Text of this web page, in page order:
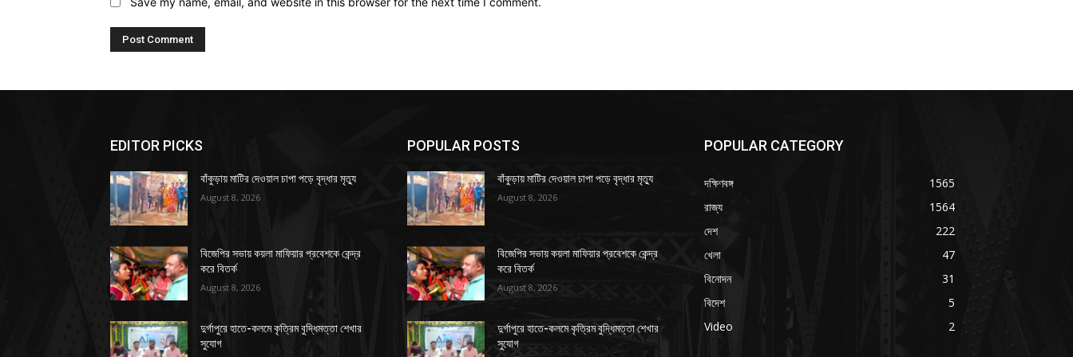
EDITOR PICKS
বাঁকুড়ায় মাটির দেওয়াল চাপা পড়ে বৃদ্ধার মৃত্যু
August 8, 2026
বিজেপির সভায় কয়লা মাফিয়ার প্রবেশকে কেন্দ্র
করে বিতর্ক
August 8, 2026
দুর্গাপুরে হাতে-কলমে কৃত্রিম বুদ্ধিমত্তা শেখার
সুযোগ
POPULAR POSTS
বাঁকুড়ায় মাটির দেওয়াল চাপা পড়ে বৃদ্ধার মৃত্যু
August 8, 2026
বিজেপির সভায় কয়লা মাফিয়ার প্রবেশকে কেন্দ্র
করে বিতর্ক
August 8, 2026
দুর্গাপুরে হাতে-কলমে কৃত্রিম বুদ্ধিমত্তা শেখার
সুযোগ
POPULAR CATEGORY
দক্ষিণবঙ্গ
1565
রাজ্য
1564
দেশ
222
খেলা
47
বিনোদন
31
বিদেশ
5
Video
2